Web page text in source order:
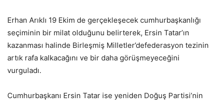
Erhan Arıklı 19 Ekim de gerçekleşecek cumhurbaşkanlığı
seçiminin bir milat olduğunu belirterek, Ersin Tatar’ın
kazanması halinde Birleşmiş Milletler’defederasyon tezinin
artık rafa kalkacağını ve bir daha görüşmeyeceğini
vurguladı.
Cumhurbaşkanı Ersin Tatar ise yeniden Doğuş Partisi’nin